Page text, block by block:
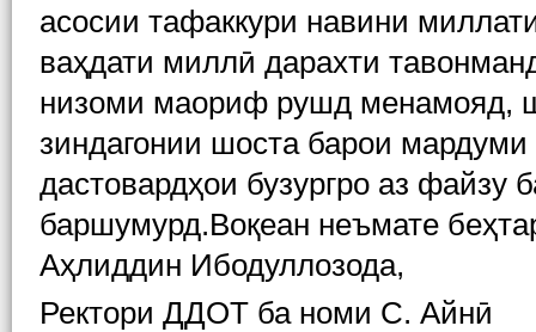
асосии тафаккури навини
ваҳдати миллӣ дарахти
низоми маориф рушд менамояд,
зиндагонии шоста барои
дастовардҳои бузургро аз файзу
баршумурд.Воқеан неъмате
Аҳлиддин Ибодуллозода,
Ректори ДДОТ ба номи С. Айнӣ